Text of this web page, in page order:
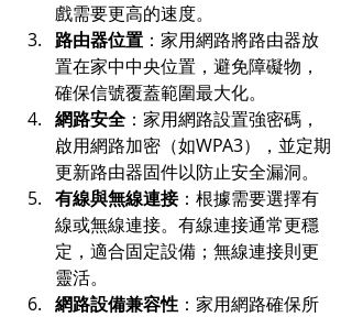
戲需要更高的速度。
路由器位置 ：家用網路將路由器放
置在家中中央位置，避免障礙物，
確保信號覆蓋範圍最大化。
網路安全 ：家用網路設置強密碼，
啟用網路加密（如WPA3），並定期
更新路由器固件以防止安全漏洞。
有線與無線連接：根據需要選擇有
線或無線連接。有線連接通常更穩
定，適合固定設備；無線連接則更
靈活。
網路設備兼容性 ：家用網路確保所